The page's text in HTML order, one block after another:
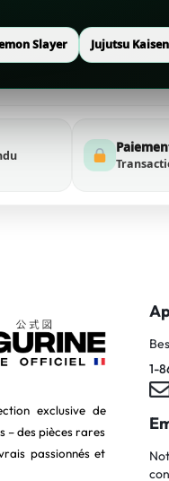
Slayer Jujutsu Kaisen
exclusive de
– des pièces rares
passionnés et
1-